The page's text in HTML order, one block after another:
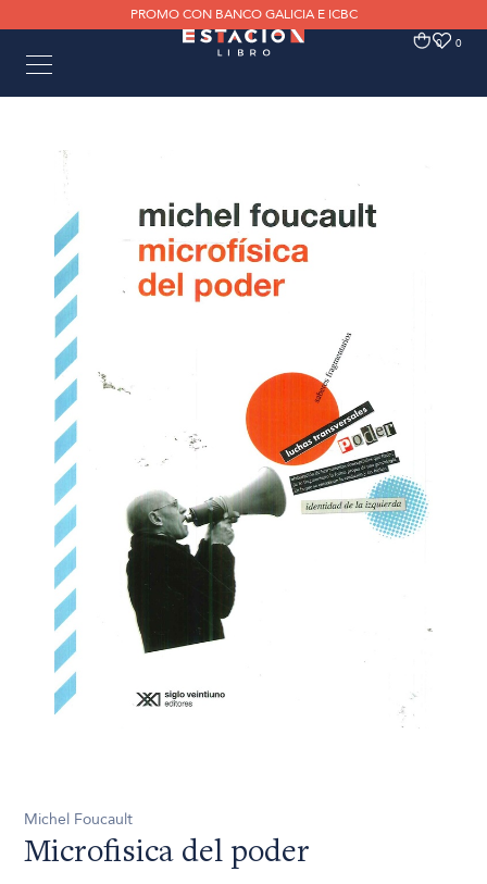
PROMO CON BANCO GALICIA E ICBC
0 0
Michel Foucault
Microfisica del poder